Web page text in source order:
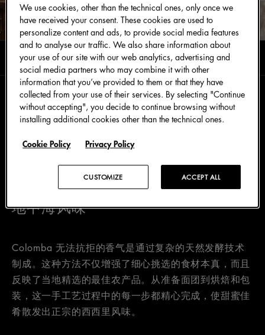
三月 2024
阅读时长0分钟
Colomba 是一种象征着重生和喜悦的意大利传统糕
点，现在 Dolce&Gabbana Fiasconaro 系列推出了三
款受欢迎的 Colomba。 西西里杏仁、西西里野生草莓
地中海风味
Colomba 无法抗拒的香气是通过复杂的天然发酵技术
制成。这种方法不仅增强了细心挑选的食材本真，而且
反映了当地精选的最佳农产品。从准备面团到烘焙和包
装，这一手工艺过程中的每一步都精心完成，使甜蜜佳
肴散发出正宗的西西里风味。
We use cookies, other than the technical ones, only once we
have received your consent. These cookies are used to
personalize content and ads, to provide social media features
and to analyse our traffic. We also share information about
your use of our site with our web analytics, advertising and
social media partners who may combine it with other
information that you’ve provided to them or that they have
collected from your use of their services. By selecting "Continue
without accepting", you decide to continue browsing without
installing additional cookies other than the technical ones.
Cookie Policy Privacy Policy
ACCEPT ALL
CUSTOMIZE